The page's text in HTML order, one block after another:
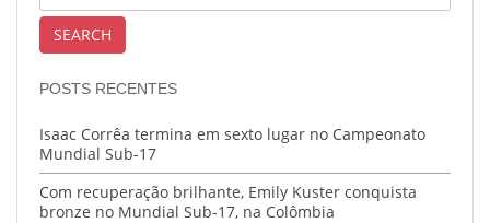
POSTS RECENTES
Isaac Corrêa termina em sexto lugar no Campeonato
Mundial Sub-17
Com recuperação brilhante, Emily Kuster conquista
bronze no Mundial Sub-17, na Colômbia